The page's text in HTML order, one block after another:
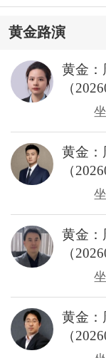
黄金路演
黄金：
（
黄金：
（
黄金：
（
黄金：
（